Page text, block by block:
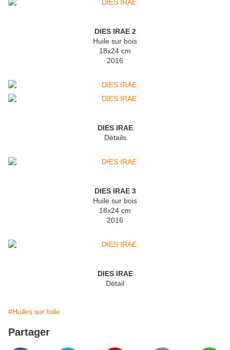
DIES IRAE 2
Huile sur bois
18x24 cm
2016
DIES IRAE
Détails
DIES IRAE 3
Huile sur bois
18x24 cm
2016
DIES IRAE
Détail
#Huiles sur toile
Partager